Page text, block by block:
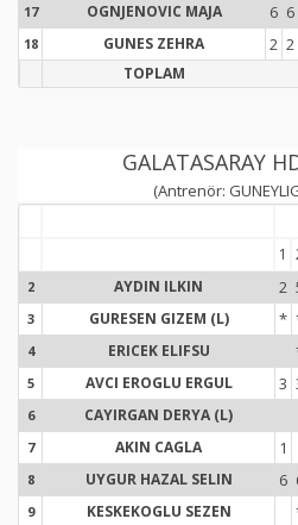
17 OGNJENOVIC MAJA 6 6
18 GUNES ZEHRA 2 2
TOPLAM
GALATASARAY
(Antrenör:
1
2 AYDIN ILKIN 2
3 GURESEN GIZEM (L) *
4 ERICEK ELIFSU
5 AVCI EROGLU ERGUL 3
6 CAYIRGAN DERYA (L)
7 AKIN CAGLA 1
8 UYGUR HAZAL SELIN 6
9 KESKEKOGLU SEZEN